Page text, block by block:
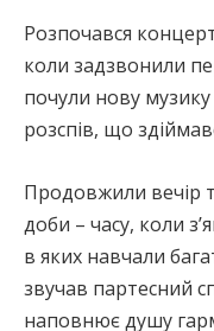
Розпочався
коли задзвонили
почули нову
розспів, що
Продовжили вечір
доби – часу, коли
в яких навчали
звучав партесний
наповнює душу